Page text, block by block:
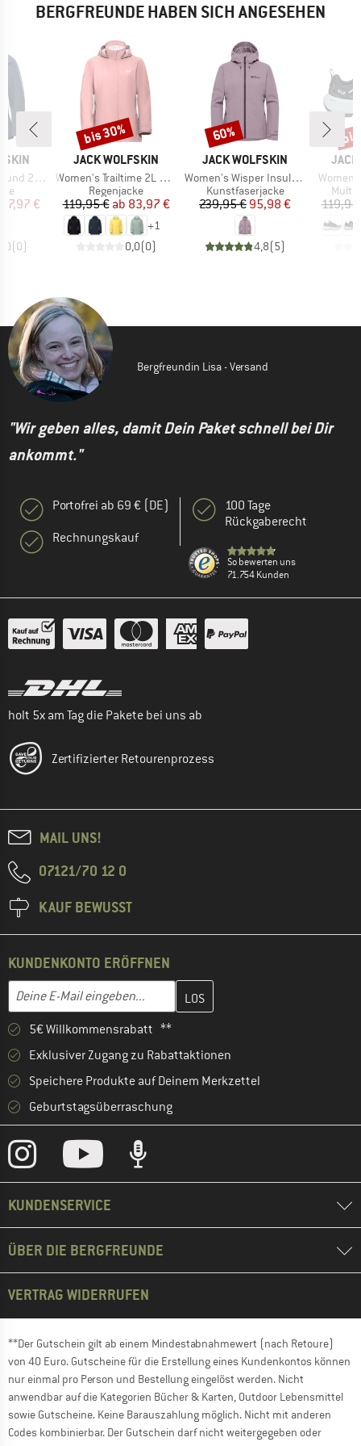
BERGFREUNDE HABEN SICH ANGESEHEN
Jacket
Preis
97,97 €
(0)
MARKE
JACK WOLFSKIN
Artikel
Women's Trailtime 2L Jacket
Produktgruppe
Regenjacke
Preis
119,95 € reduzierter Preis
ab 83,97 €
+1
0,0(0)
Rabatt
bis 30%
MARKE
JACK WOLFSKIN
Artikel
Women's Wisper Insulated Jacket
Produktgruppe
Kunstfaserjacke
Preis
239,95 €reduzierter Preis
95,98 €
4,8(5)
Rabatt
60%
Artikel
119,95
Bergfreundin Lisa - Versand
"Wir geben alles, damit Dein Paket schnell bei Dir
ankommt."
Portofrei ab 69 € (DE)
Rechnungskauf
100 Tage
Rückgaberecht
So bewerten uns
71.754 Kunden
holt 5x am Tag die Pakete bei uns ab
Zertifizierter Retourenprozess
MAIL UNS!
07121/70 12 0
KAUF BEWUSST
KUNDENKONTO ERÖFFNEN
E-Mail-Adresse
Gib hier deine E-Mail-Adresse ein und erstelle im nächsten
5€ Willkommensrabatt **
Exklusiver Zugang zu Rabattaktionen
Speichere Produkte auf Deinem Merkzettel
Geburtstagsüberraschung
KUNDENSERVICE
ÜBER DIE BERGFREUNDE
VERTRAG WIDERRUFEN
**Der Gutschein gilt ab einem Mindestabnahmewert (nach Retoure)
von 40 Euro. Gutscheine für die Erstellung eines Kundenkontos können
nur einmal pro Person und Bestellung eingelöst werden. Nicht
anwendbar auf die Kategorien Bücher & Karten, Outdoor Lebensmittel
sowie Gutscheine. Keine Barauszahlung möglich. Nicht mit anderen
Codes kombinierbar. Der Gutschein darf nicht weitergegeben oder